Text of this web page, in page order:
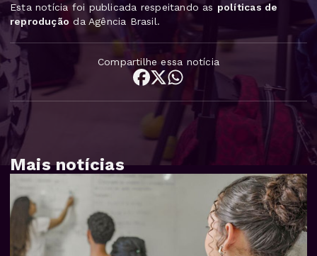
Esta notícia foi publicada respeitando as políticas de
reprodução da Agência Brasil.
Compartilhe essa notícia
Mais notícias